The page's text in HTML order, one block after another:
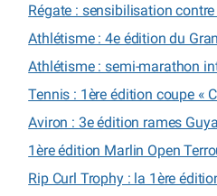
Régate : sensibilisation
Athlétisme : 4e édition du
Athlétisme : semi-marathon
Tennis : 1ère édition coupe «
Aviron : 3e édition rames
1ère édition Marlin Open
Rip Curl Trophy : la 1ère